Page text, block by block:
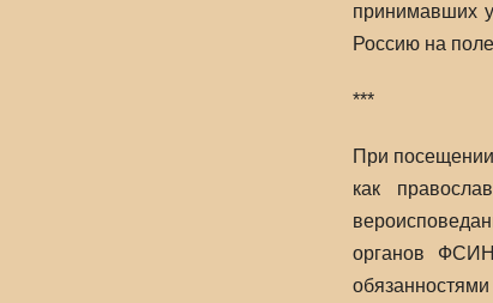
принимавших
Россию на
***
При
как
органов